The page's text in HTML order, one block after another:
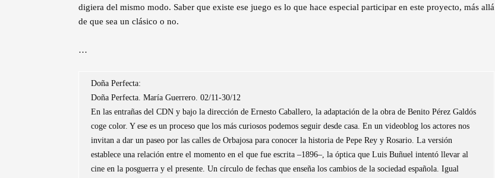
digiera del mismo modo. Saber que existe ese juego es lo que hace especial participar en este proyecto, más allá
de que sea un clásico o no.
…
Doña Perfecta:
Doña Perfecta. María Guerrero. 02/11-30/12
En las entrañas del CDN y bajo la dirección de Ernesto Caballero, la adaptación de la obra de Benito Pérez Galdós
coge color. Y ese es un proceso que los más curiosos podemos seguir desde casa. En un videoblog los actores nos
invitan a dar un paseo por las calles de Orbajosa para conocer la historia de Pepe Rey y Rosario. La versión
establece una relación entre el momento en el que fue escrita –1896–, la óptica que Luis Buñuel intentó llevar al
cine en la posguerra y el presente. Un círculo de fechas que enseña los cambios de la sociedad española. Igual